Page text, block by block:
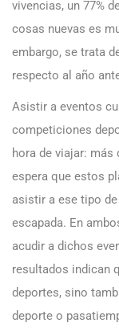
vivencias, un 77%
cosas nuevas es
embargo, se trata
respecto al año
Asistir a eventos
competiciones
hora de viajar: más
espera que estos
asistir a ese tipo
escapada. En
acudir a dichos
resultados indican
deportes, sino
deporte o